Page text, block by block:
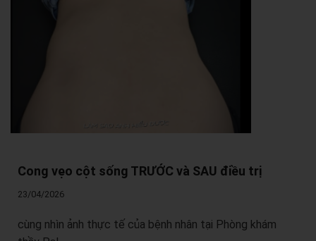
Cong vẹo cột sống TRƯỚC và SAU điều trị
23/04/2026
cùng nhìn ảnh thực tế của bệnh nhân tại Phòng khám